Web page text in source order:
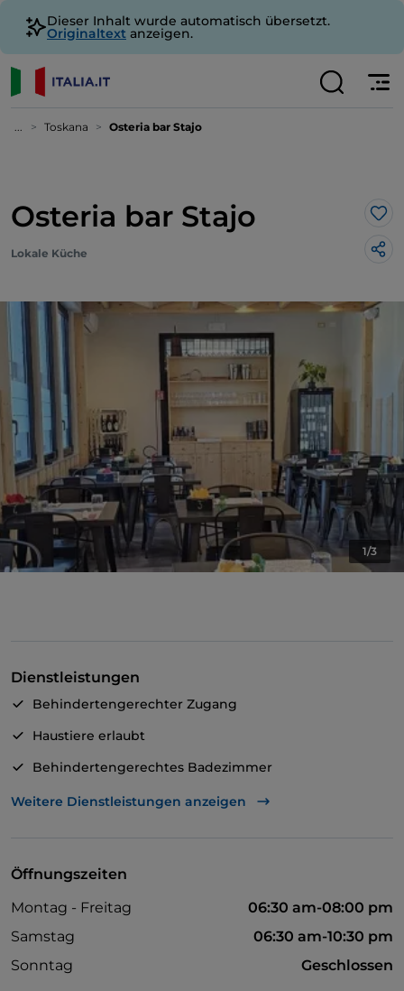
Dieser Inhalt wurde automatisch übersetzt.
Originaltext anzeigen.
... Toskana Osteria bar Stajo
Osteria bar Stajo
Lokale Küche
1/3
Dienstleistungen
Behindertengerechter Zugang
Haustiere erlaubt
Behindertengerechtes Badezimmer
Es wird Englisch gesprochen
Weitere Dienstleistungen anzeigen
Öffnungszeiten
Montag - Freitag
06:30 am-08:00 pm
Samstag
06:30 am-10:30 pm
Sonntag
Geschlossen